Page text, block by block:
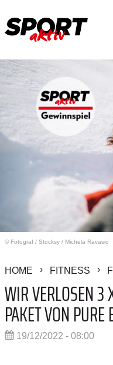
© Fotograf / Stocksy / Michela Ravasio
HOME FITNESS
WIR VERLOSEN
PAKET VON
19/12/2022 - 08:00